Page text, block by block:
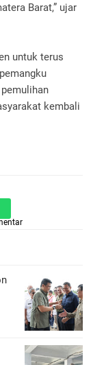
Barat,” ujar
untuk terus
kembali